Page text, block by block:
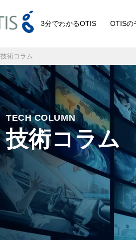
3分でわかるOTIS OTISの
技術コラム
TECH COLUMN
技術コラム